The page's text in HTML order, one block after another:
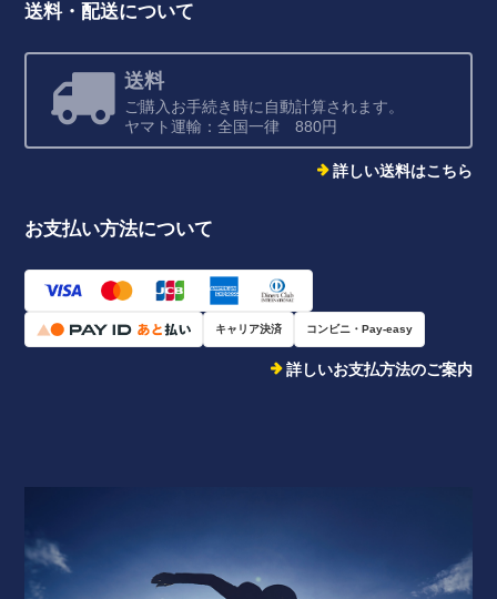
送料・配送について
送料
ご購入お手続き時に自動計算されます。
ヤマト運輸：全国一律 880円
詳しい送料はこちら
お支払い方法について
キャリア決済 コンビニ・Pay-easy
詳しいお支払方法のご案内